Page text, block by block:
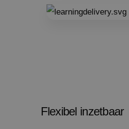
Flexibel inzetbaar